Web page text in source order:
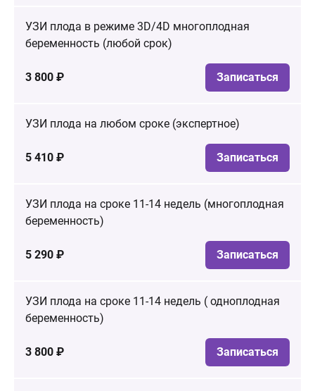
УЗИ плода в режиме 3D/4D многоплодная
беременность (любой срок)
3 800 ₽ Записаться
УЗИ плода на любом сроке (экспертное)
5 410 ₽ Записаться
УЗИ плода на сроке 11-14 недель (многоплодная
беременность)
5 290 ₽ Записаться
УЗИ плода на сроке 11-14 недель ( одноплодная
беременность)
3 800 ₽ Записаться